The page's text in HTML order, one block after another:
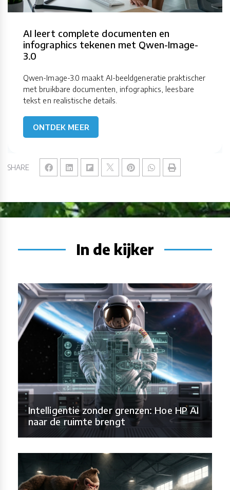
SHARE
AI leert complete documenten en
infographics tekenen met Qwen-Image-
3.0
Qwen-Image-3.0 maakt AI-beeldgeneratie praktischer
met bruikbare documenten, infographics, leesbare
tekst en realistische details.
ONTDEK MEER
In de kijker
Intelligentie zonder grenzen: Hoe HP AI
naar de ruimte brengt